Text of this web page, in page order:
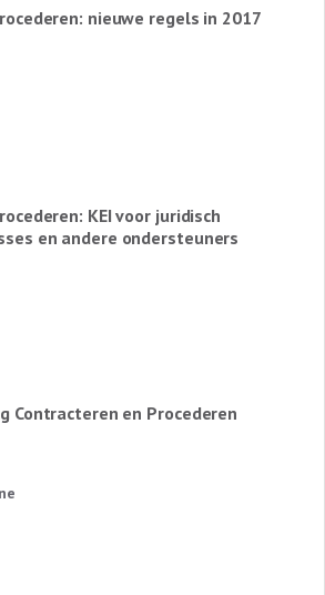
nieuwe regels in 2017
KEI voor juridisch
en andere ondersteuners
Contracteren en Procederen